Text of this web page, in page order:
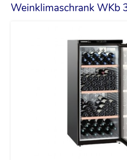
Weinklimaschrank WKb